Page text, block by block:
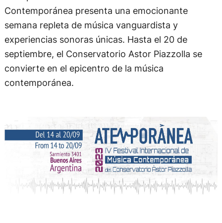
Contemporánea presenta una emocionante
semana repleta de música vanguardista y
experiencias sonoras únicas. Hasta el 20 de
septiembre, el Conservatorio Astor Piazzolla se
convierte en el epicentro de la música
contemporánea.